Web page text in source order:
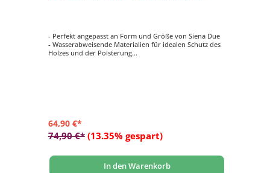
- Perfekt angepasst an Form und Größe von Siena Due
- Wasserabweisende Materialien für idealen Schutz des
Holzes und der Polsterung
64,90 €*
74,90 €* (13.35% gespart)
In den Warenkorb